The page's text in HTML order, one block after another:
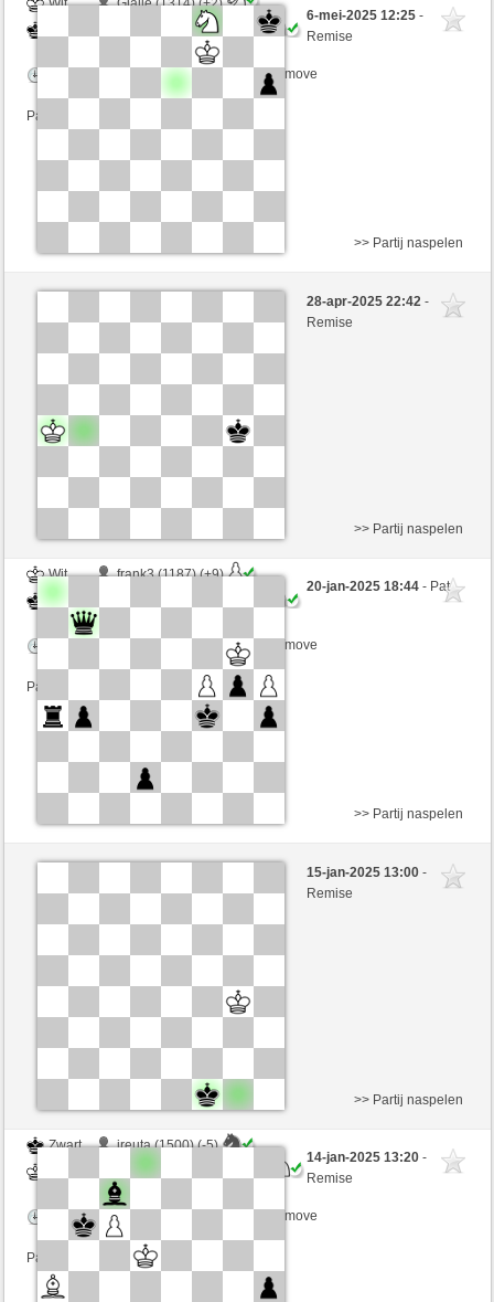
SantaHelena (1365) (-2)
Speelduur: 9 minutes/side + 8 seconds/move
Partij telt mee voor de ranglijst
6-mei-2025 12:25-
Remise
Wit
knut (1435) (0)
>> Partij naspelen
28-apr-2025 22:42-
Remise
Wit
frank3 (1187) (+9)
Zwart
Speelduur: 9 minutes/side + 8 seconds/move
Partij telt mee voor de ranglijst
>> Partij naspelen
20-jan-2025 18:44- Pat
Wit
Perquilu (1293) (+4)
>> Partij naspelen
15-jan-2025 13:00-
Remise
Zwart
jreuta (1500) (-5)
SantaHelena (1388) (+5)
Speelduur: 9 minutes/side + 8 seconds/move
Partij telt mee voor de ranglijst
>> Partij naspelen
14-jan-2025 13:20-
Remise